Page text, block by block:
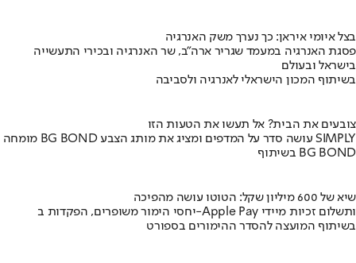
בצל איומי איראן: כך נערך משק האנרגיה
פסגת האנרגיה במעמד שגריר ארה"ב, שר האנרגיה ובכירי התעשייה
בישראל ובעולם
בשיתוף המכון הישראלי לאנרגיה ולסביבה
צובעים את הבית? אל תעשו את הטעות הזו
מומחה BG BOND עושה סדר על המדפים ומציג את מותג הצבע SIMPLY
בשיתוף BG BOND
שיא של 600 מיליון שקל: הטוטו עושה מהפיכה
יחסי הימור משופרים, הפקדות ב-Apple Pay ותשלום זכיות מיידי
בשיתוף המועצה להסדר ההימורים בספורט